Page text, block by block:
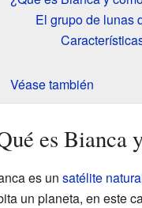
El grupo de lunas
Véase también
es Bianca
es un satélite
un planeta, en este